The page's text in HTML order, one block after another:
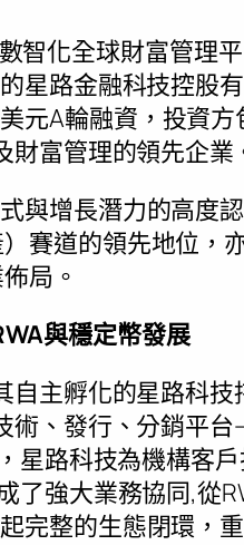
智化全球財富管理
星路金融科技控股
元A輪融資，投資
富管理的領先企業
與增長潛力的高度
賽道的領先地位，
局。
與穩定幣發展
主孵化的星路科技
術、發行、分銷平
星路科技為機構客
了強大業務協同,從
完整的生態閉環，